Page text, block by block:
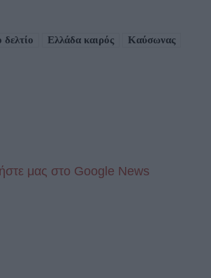
Ελλάδα καιρός Καύσωνας
μας στo Google News